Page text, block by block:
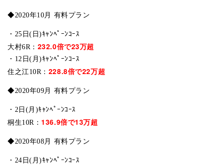
◆2020年10月 有料プラン
・25日(日)ｷｬﾝﾍﾟｰﾝｺｰｽ
大村6R： 232.0倍で23万超
・12日(月)ｷｬﾝﾍﾟｰﾝｺｰｽ
住之江10R： 228.8倍で22万超
◆2020年09月 有料プラン
・2日(月)ｷｬﾝﾍﾟｰﾝｺｰｽ
桐生10R： 136.9倍で13万超
◆2020年08月 有料プラン
・24日(月)ｷｬﾝﾍﾟｰﾝｺｰｽ